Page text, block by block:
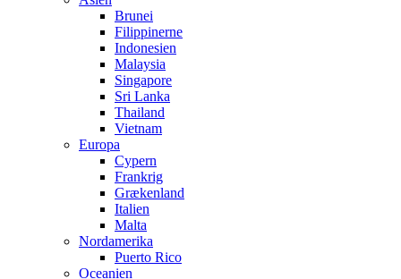
Brunei
Filippinerne
Indonesien
Malaysia
Singapore
Sri Lanka
Thailand
Vietnam
Europa
Cypern
Frankrig
Grækenland
Italien
Malta
Nordamerika
Puerto Rico
Oceanien